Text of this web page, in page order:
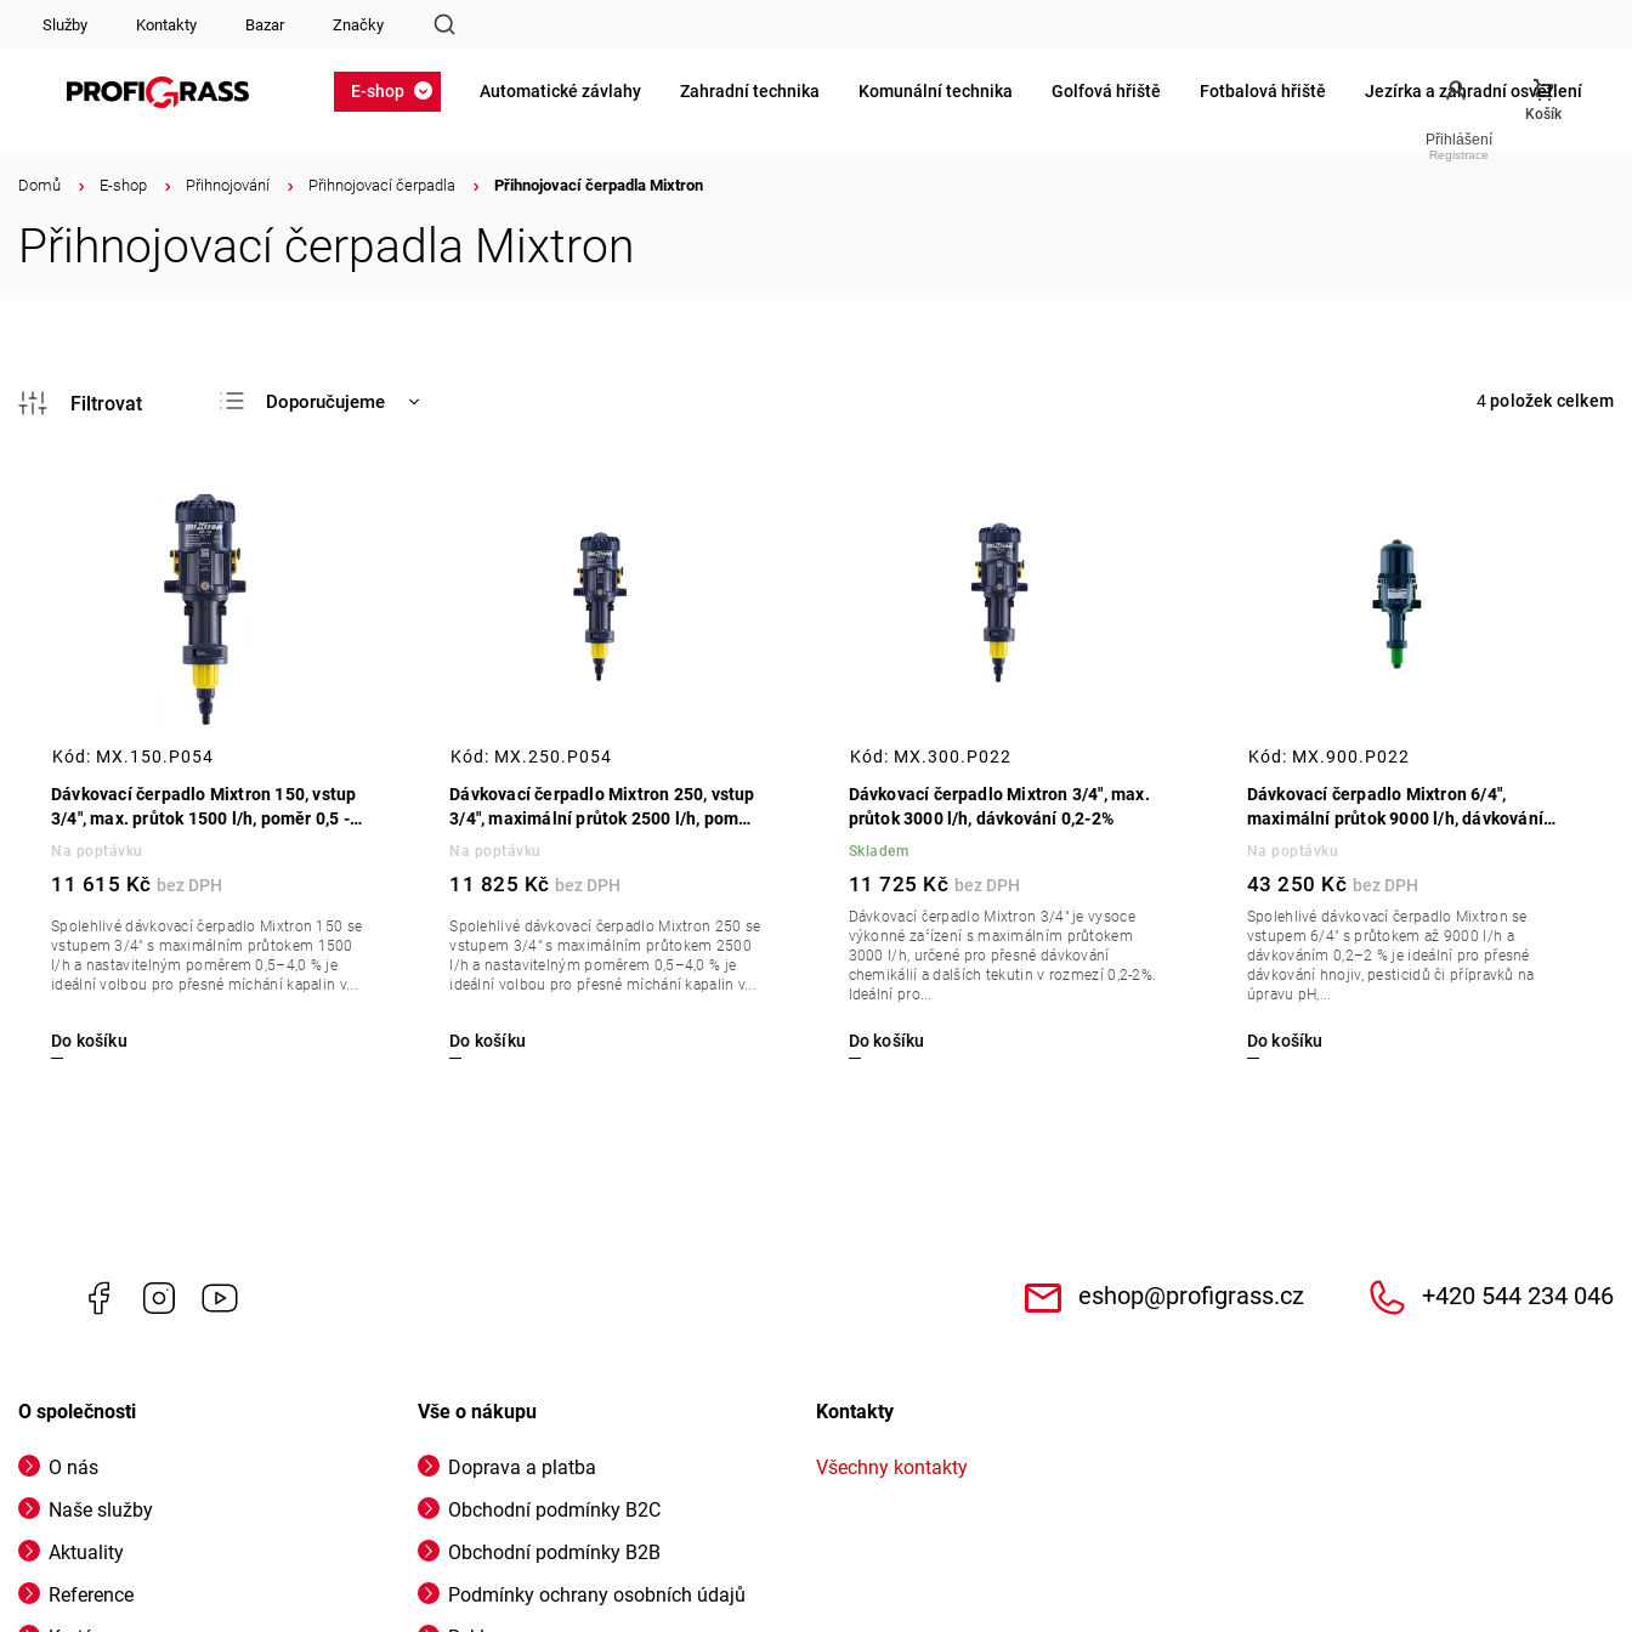
Služby Kontakty Bazar Značky
Přihlášení
E-shop Automatické závlahy Zahradní technika Komunální technika Golfová hřiště Fotbalová hřiště Jezírka a zahradní osvětlení
Domů E-shop Přihnojování Přihnojovací čerpadla Přihnojovací čerpadla Mixtron
Přihnojovací čerpadla Mixtron
Doporučujeme
4položek celkem
Dávkovací čerpadlo Mixtron 150, vstup
3/4", max. průtok 1500 l/h, poměr 0,5 -
4,0 %
Na poptávku
11 615 Kč
Do košíku
Spolehlivé dávkovací čerpadlo Mixtron 150 se
vstupem 3/4" s maximálním průtokem 1500
l/h a nastavitelným poměrem 0,5–4,0 % je
ideální volbou pro přesné míchání kapalin v...
Kód: MX.150.P054
Dávkovací čerpadlo Mixtron 250, vstup
3/4", maximální průtok 2500 l/h, poměr
0,5 - 4,0 %
Na poptávku
11 825 Kč
Do košíku
Spolehlivé dávkovací čerpadlo Mixtron 250 se
vstupem 3/4" s maximálním průtokem 2500
l/h a nastavitelným poměrem 0,5–4,0 % je
ideální volbou pro přesné míchání kapalin v...
Kód: MX.250.P054
Dávkovací čerpadlo Mixtron 3/4", max.
průtok 3000 l/h, dávkování 0,2-2%
Skladem
11 725 Kč
Do košíku
Dávkovací čerpadlo Mixtron 3/4" je vysoce
výkonné zařízení s maximálním průtokem
3000 l/h, určené pro přesné dávkování
chemikálií a dalších tekutin v rozmezí 0,2-2%.
Ideální pro...
Kód: MX.300.P022
Dávkovací čerpadlo Mixtron 6/4",
maximální průtok 9000 l/h, dávkování
0,2-2%
Na poptávku
43 250 Kč
Do košíku
Spolehlivé dávkovací čerpadlo Mixtron se
vstupem 6/4" s průtokem až 9000 l/h a
dávkováním 0,2–2 % je ideální pro přesné
dávkování hnojiv, pesticidů či přípravků na
úpravu pH,...
Kód: MX.900.P022
Facebook Instagram eshop@profigrass.cz +420 544 234 046
O společnosti
O nás
Naše služby
Aktuality
Reference
Vše o nákupu
Doprava a platba
Obchodní podmínky B2C
Obchodní podmínky B2B
Podmínky ochrany osobních údajů
Kontakty
Všechny kontakty